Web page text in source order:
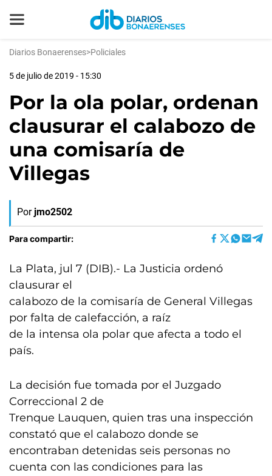
Diarios Bonaerenses>Policiales
5 de julio de 2019 - 15:30
Por la ola polar, ordenan
clausurar el calabozo de
una comisaría de
Villegas
Por jmo2502
Para compartir:
La Plata, jul 7 (DIB).- La Justicia ordenó
clausurar el
calabozo de la comisaría de General Villegas
por falta de calefacción, a raíz
de la intensa ola polar que afecta a todo el
país.
La decisión fue tomada por el Juzgado
Correccional 2 de
Trenque Lauquen, quien tras una inspección
constató que el calabozo donde se
encontraban detenidas seis personas no
cuenta con las condiciones para las